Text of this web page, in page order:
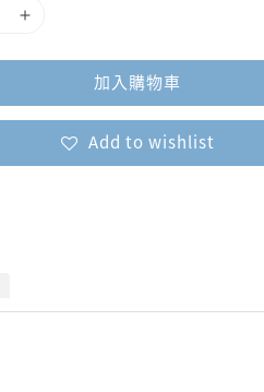
加入購物車
Add to wishlist